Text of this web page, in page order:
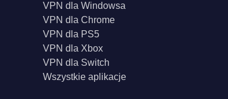
VPN dla Windowsa
VPN dla Chrome
VPN dla PS5
VPN dla Xbox
VPN dla Switch
Wszystkie aplikacje